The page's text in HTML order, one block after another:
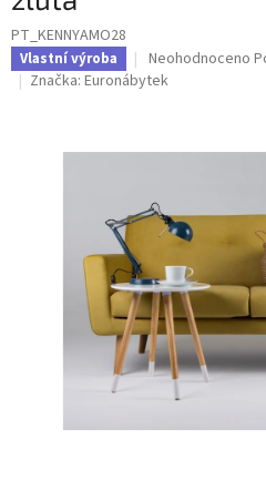
PT_KENNYAMO28
Vlastní výroba
Průměrné
hodnocení
hvězdiček.
Neohodnoceno
Značka: Euronábytek